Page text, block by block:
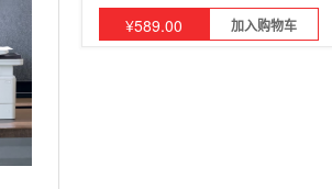
¥589.00 加入购物车